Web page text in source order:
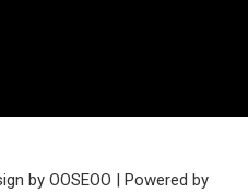
by OOSEOO | Powered by